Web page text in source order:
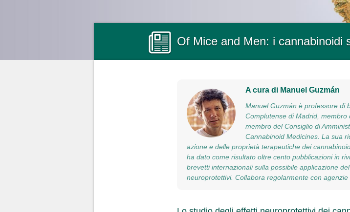
Of Mice and Men: i cannabinoidi
A cura di Manuel Guzmán
Manuel Guzmán è professore di
Complutense di Madrid,
membro del Consiglio di
Cannabinoid Medicines. La sua
azione e delle proprietà terapeutiche dei
ha dato come risultato oltre cento pubblicazioni in
brevetti internazionali sulla possibile applicazione
neuroprotettivi. Collabora regolarmente con